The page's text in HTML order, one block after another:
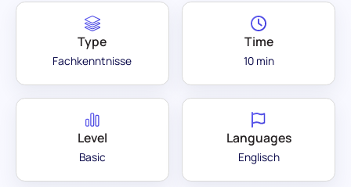
Type
Fachkenntnisse
Time
10 min
Level
Basic
Languages
Englisch